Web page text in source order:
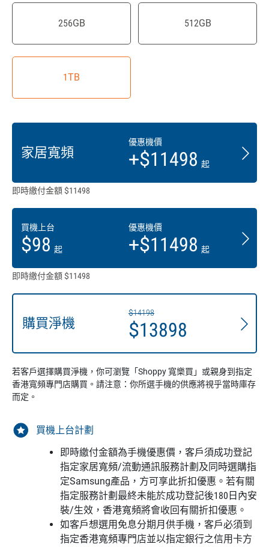
256GB 512GB
1TB
家居寬頻
優惠機價
+$11498 起
即時繳付金額 $11498
買機上台
$98 起
優惠機價
+$11498 起
即時繳付金額 $11498
購買淨機
$14198
$13898
若客戶選擇購買淨機，你可瀏覽「Shoppy 寬樂買」或親身到指定
香港寬頻專門店購買。請注意：你所選手機的供應將視乎當時庫存
而定。
買機上台計劃
即時繳付金額為手機優惠價，客戶須成功登記
指定家居寬頻/流動通訊服務計劃及同時選購指
定Samsung產品，方可享此折扣優惠。若有關
指定服務計劃最終未能於成功登記後180日內安
裝/生效，香港寬頻將會收回有關折扣優惠。
如客戶想選用免息分期月供手機，客戶必須到
指定香港寬頻專門店並以指定銀行之信用卡方